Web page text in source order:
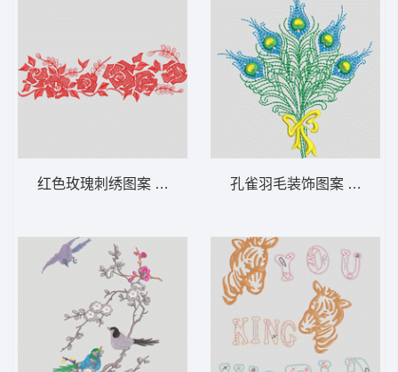
红色玫瑰刺绣图案 靓花 孔雀羽毛装饰图案 羽毛 尾